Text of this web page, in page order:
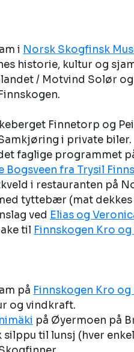
i Norsk Skogfinsk
historie, kultur og
/ Motvind Solør
Finnetorp og
i private biler.
faglige programmet
Bogsveen fra Trysil
i restauranten på
tyttebær (mat
ved Elias og
til Finnskogen Kro
på Finnskogen Kro
og vindkraft.
på Øyermoen på
til lunsj (hver